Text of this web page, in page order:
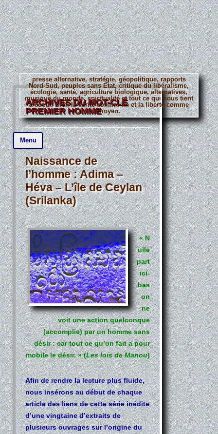
presse alternative, stratégie, géopolitique, rapports
Nord-Sud, peuples sans État, critique du libéralisme,
écologie, santé, agriculture biologique, alternatives,
musique du monde, spiritualité et tout ce qui nous tient
à coeur. Bref, la vérité comme fin et la liberté comme
moyen.
Menu
Aller
au
contenu
principal
ARCHIVES DU MOT-CLÉ
PREMIER HOMME
Naissance de
l’homme : Adima –
Héva – L’île de Ceylan
(Srilanka)
« N
ulle
part
ici-
bas
on
ne
voit une action quelconque
(accomplie) par un homme sans
désir : car tout ce qu’on fait a pour
mobile le désir. » (Les lois de Manou)
Afin de rendre la lecture plus fluide,
nous insérons au début de chaque
article des liens de cette série inédite
d’une vingtaine d’extraits de
plusieurs ouvrages sur l’origine du